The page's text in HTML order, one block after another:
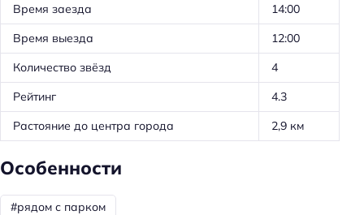
Время заезда
14:00
Время выезда
12:00
Количество звёзд
4
Рейтинг
4.3
Растояние до центра города
2,9 км
Особенности
#рядом с парком